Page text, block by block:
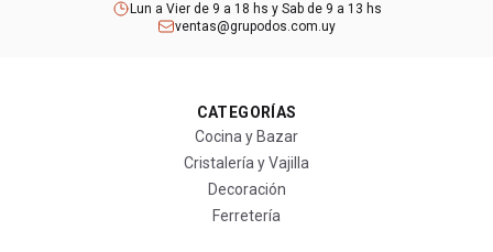
Lun a Vier de 9 a 18 hs y Sab de 9 a 13 hs
ventas@grupodos.com.uy
CATEGORÍAS
Cocina y Bazar
Cristalería y Vajilla
Decoración
Ferretería